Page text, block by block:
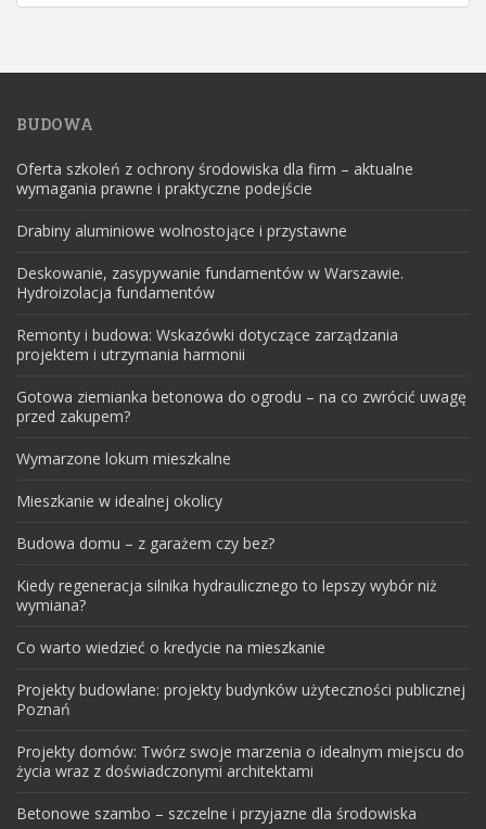
BUDOWA
Oferta szkoleń z ochrony środowiska dla firm – aktualne
wymagania prawne i praktyczne podejście
Drabiny aluminiowe wolnostojące i przystawne
Deskowanie, zasypywanie fundamentów w Warszawie.
Hydroizolacja fundamentów
Remonty i budowa: Wskazówki dotyczące zarządzania
projektem i utrzymania harmonii
Gotowa ziemianka betonowa do ogrodu – na co zwrócić uwagę
przed zakupem?
Wymarzone lokum mieszkalne
Mieszkanie w idealnej okolicy
Budowa domu – z garażem czy bez?
Kiedy regeneracja silnika hydraulicznego to lepszy wybór niż
wymiana?
Co warto wiedzieć o kredycie na mieszkanie
Projekty budowlane: projekty budynków użyteczności publicznej
Poznań
Projekty domów: Twórz swoje marzenia o idealnym miejscu do
życia wraz z doświadczonymi architektami
Betonowe szambo – szczelne i przyjazne dla środowiska